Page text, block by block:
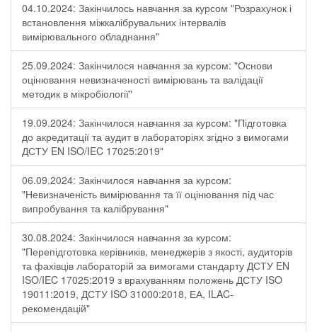
04.10.2024: Закінчилось навчання за курсом "Розрахунок і
встановлення міжкалібрувальних інтервалів
вимірювального обладнання"
25.09.2024: Закінчилося навчання за курсом: "Основи
оцінювання невизначеності вимірювань та валідації
методик в мікробіології"
19.09.2024: Закінчилося навчання за курсом: "Підготовка
до акредитації та аудит в лабораторіях згідно з вимогами
ДСТУ EN ISO/IEC 17025:2019"
06.09.2024: Закінчилося навчання за курсом:
"Невизначеність вимірювання та її оцінювання під час
випробування та калібрування"
30.08.2024: Закінчилося навчання за курсом:
"Перепідготовка керівників, менеджерів з якості, аудиторів
та фахівців лабораторій за вимогами стандарту ДСТУ EN
ISO/IEC 17025:2019 з врахуванням положень ДСТУ ISO
19011:2019, ДСТУ ISO 31000:2018, ЕА, ILAC-
рекомендацій"